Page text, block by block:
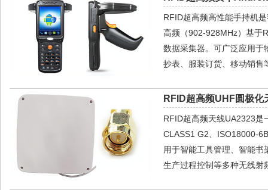
RFID超高频高性能手持机
高频（902-928MHz）基于
数据采集器。可广泛应用于
抄表、服装订货、移动销售
RFID超高频UHF圆极化
RFID超高频天线UA2323是
CLASS1 G2、ISO18000-
用于智能工具管理、智能
生产过程控制等多种无线射